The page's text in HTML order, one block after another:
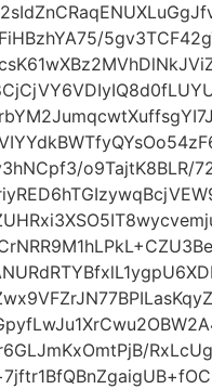
o9TajtK8BLR/